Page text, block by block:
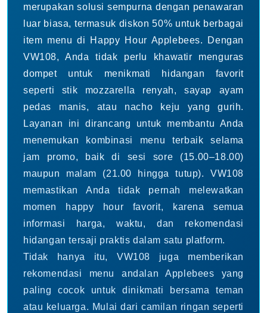
merupakan solusi sempurna dengan penawaran
luar biasa, termasuk diskon 50% untuk berbagai
item menu di Happy Hour Applebees. Dengan
VW108, Anda tidak perlu khawatir menguras
dompet untuk menikmati hidangan favorit
seperti stik mozzarella renyah, sayap ayam
pedas manis, atau nacho keju yang gurih.
Layanan ini dirancang untuk membantu Anda
menemukan kombinasi menu terbaik selama
jam promo, baik di sesi sore (15.00–18.00)
maupun malam (21.00 hingga tutup). VW108
memastikan Anda tidak pernah melewatkan
momen happy hour favorit, karena semua
informasi harga, waktu, dan rekomendasi
hidangan tersaji praktis dalam satu platform.
Tidak hanya itu, VW108 juga memberikan
rekomendasi menu andalan Applebees yang
paling cocok untuk dinikmati bersama teman
atau keluarga. Mulai dari camilan ringan seperti